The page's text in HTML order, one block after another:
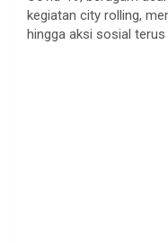
kegiatan city rolling,
hingga aksi sosial terus